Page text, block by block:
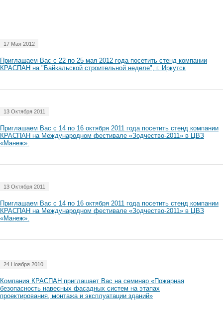
17 Мая 2012
Приглашаем Вас с 22 по 25 мая 2012 года посетить стенд компании
КРАСПАН на "Байкальской строительной неделе", г. Иркутск
13 Октября 2011
Приглашаем Вас с 14 по 16 октября 2011 года посетить стенд компании
КРАСПАН на Международном фестивале «Зодчество-2011» в ЦВЗ
«Манеж».
13 Октября 2011
Приглашаем Вас с 14 по 16 октября 2011 года посетить стенд компании
КРАСПАН на Международном фестивале «Зодчество-2011» в ЦВЗ
«Манеж».
24 Ноября 2010
Компания КРАСПАН приглашает Вас на семинар «Пожарная
безопасность навесных фасадных систем на этапах
проектирования, монтажа и эксплуатации зданий»